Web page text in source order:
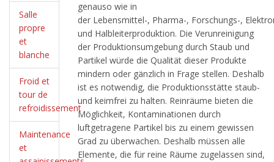
Salle
propre
et
blanche
Froid et
tour de
refroidissement
Maintenance
et
genauso wie in
der Lebensmittel-, Pharma-, Forschungs-,
und Halbleiterproduktion. Die Verunreinigung
der Produktionsumgebung durch Staub und
Partikel würde die Qualität dieser Produkte
mindern oder gänzlich in Frage stellen. Deshalb
ist es notwendig, die Produktionsstätte staub-
und keimfrei zu halten. Reinräume bieten die
Möglichkeit, Kontaminationen durch
luftgetragene Partikel bis zu einem gewissen
Grad zu überwachen. Deshalb müssen alle
Elemente, die für reine Räume zugelassen sind,